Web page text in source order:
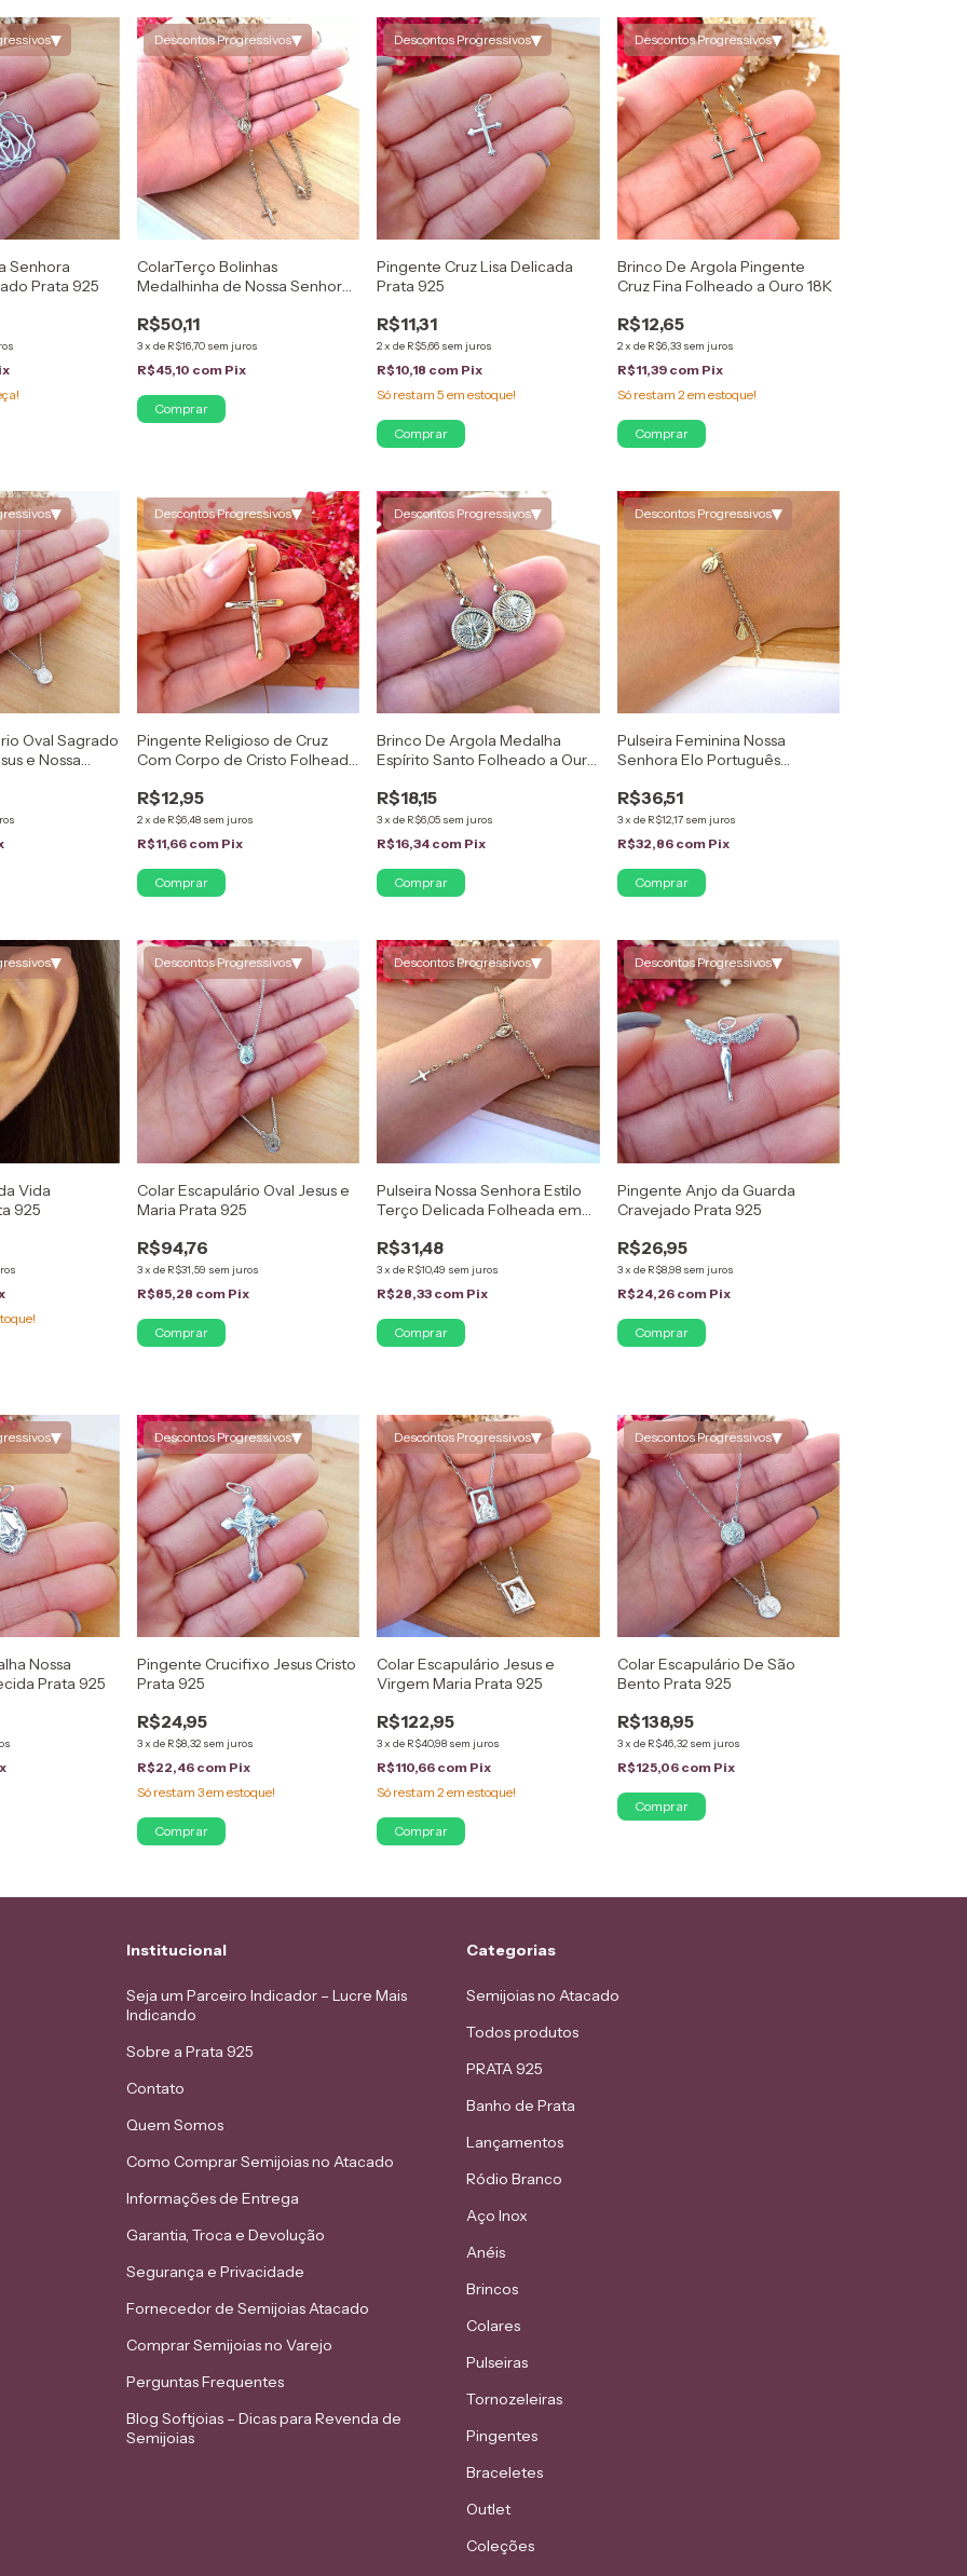
▾
Senhora
Prata 925
Descontos Progressivos▾
ColarTerço Bolinhas
Medalhinha de Nossa Senhora
R$50,11
3x de R$16,70 sem juros
R$45,10 com Pix
Descontos Progressivos▾
Pingente Cruz Lisa Delicada
Prata 925
R$11,31
2xde R$5,66 sem juros
R$10,18 com Pix
Só restam5 em estoque!
Descontos Progressivos▾
Brinco De Argola Pingente
Cruz Fina Folheado a Ouro 18K
R$12,65
2x de R$6,33 sem juros
R$11,39 com Pix
Só restam 2em estoque!
▾
Oval Sagrado
e Nossa
Descontos Progressivos▾
Pingente Religioso de Cruz
Com Corpo de Cristo Folheado
R$12,95
2x de R$6,48 sem juros
R$11,66 com Pix
Descontos Progressivos▾
Brinco De Argola Medalha
Espírito Santo Folheado a Ouro
R$18,15
3xde R$6,05 sem juros
R$16,34 com Pix
Descontos Progressivos▾
Pulseira Feminina Nossa
Senhora Elo Português
R$36,51
3x de R$12,17 sem juros
R$32,86 com Pix
▾
Vida
925
Descontos Progressivos▾
Colar Escapulário Oval Jesus e
Maria Prata 925
R$94,76
3x de R$31,59 sem juros
R$85,28 com Pix
Descontos Progressivos▾
Pulseira Nossa Senhora Estilo
Terço Delicada Folheada em
R$31,48
3xde R$10,49 sem juros
R$28,33 com Pix
Descontos Progressivos▾
Pingente Anjo da Guarda
Cravejado Prata 925
R$26,95
3x de R$8,98 sem juros
R$24,26 com Pix
▾
Nossa
Prata 925
Descontos Progressivos▾
Pingente Crucifixo Jesus Cristo
Prata 925
R$24,95
3x de R$8,32 sem juros
R$22,46 com Pix
Só restam 3em estoque!
Descontos Progressivos▾
Colar Escapulário Jesus e
Virgem Maria Prata 925
R$122,95
3xde R$40,98 sem juros
R$110,66 com Pix
Só restam2em estoque!
Descontos Progressivos▾
Colar Escapulário De São
Bento Prata 925
R$138,95
3x de R$46,32 sem juros
R$125,06 com Pix
Institucional
Seja um Parceiro Indicador – Lucre Mais
Indicando
Sobre a Prata 925
Contato
Quem Somos
Como Comprar Semijoias no Atacado
Informações de Entrega
Garantia, Troca e Devolução
Segurança e Privacidade
Fornecedor de Semijoias Atacado
Comprar Semijoias no Varejo
Perguntas Frequentes
Blog Softjoias – Dicas para Revenda de
Semijoias
Categorias
Semijoias no Atacado
Todos produtos
PRATA 925
Banho de Prata
Lançamentos
Ródio Branco
Aço Inox
Anéis
Brincos
Colares
Pulseiras
Tornozeleiras
Pingentes
Braceletes
Outlet
Coleções